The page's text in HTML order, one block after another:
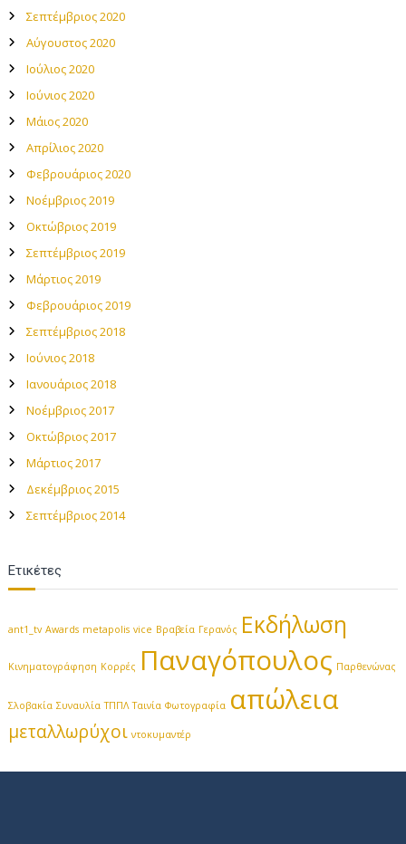
Σεπτέμβριος 2020
Αύγουστος 2020
Ιούλιος 2020
Ιούνιος 2020
Μάιος 2020
Απρίλιος 2020
Φεβρουάριος 2020
Νοέμβριος 2019
Οκτώβριος 2019
Σεπτέμβριος 2019
Μάρτιος 2019
Φεβρουάριος 2019
Σεπτέμβριος 2018
Ιούνιος 2018
Ιανουάριος 2018
Νοέμβριος 2017
Οκτώβριος 2017
Μάρτιος 2017
Δεκέμβριος 2015
Σεπτέμβριος 2014
Ετικέτες
ant1_tv Awards metapolis vice Βραβεία Γερανός Εκδήλωση
Κινηματογράφηση Κορρές Παναγόπουλος Παρθενώνας
Σλοβακία Συναυλία ΤΠΠΛ Ταινία Φωτογραφία απώλεια
μεταλλωρύχοι ντοκυμαντέρ